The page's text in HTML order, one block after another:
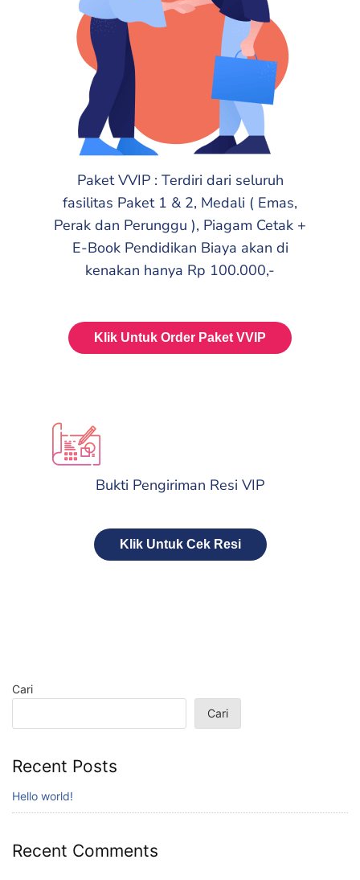
Paket VVIP : Terdiri dari seluruh
fasilitas Paket 1 & 2, Medali ( Emas,
Perak dan Perunggu ), Piagam Cetak +
E-Book Pendidikan Biaya akan di
kenakan hanya Rp 100.000,-
Klik Untuk Order Paket VVIP
Bukti Pengiriman Resi VIP
Klik Untuk Cek Resi
Cari
Cari
Recent Posts
Hello world!
Recent Comments